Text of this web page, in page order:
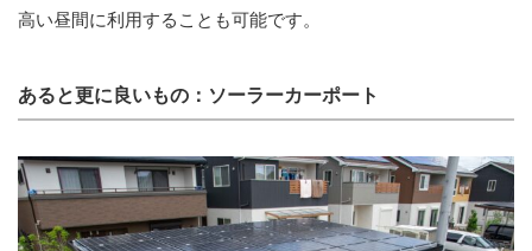
高い昼間に利用することも可能です。
あると更に良いもの：ソーラーカーポート